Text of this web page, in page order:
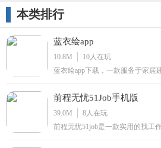
本类排行
蓝衣绘app
10.8M 10人在玩
蓝衣绘app下载，一款服务于家居
前程无忧51Job手机版
39.0M 8人在玩
前程无忧51job是一款实用的找工